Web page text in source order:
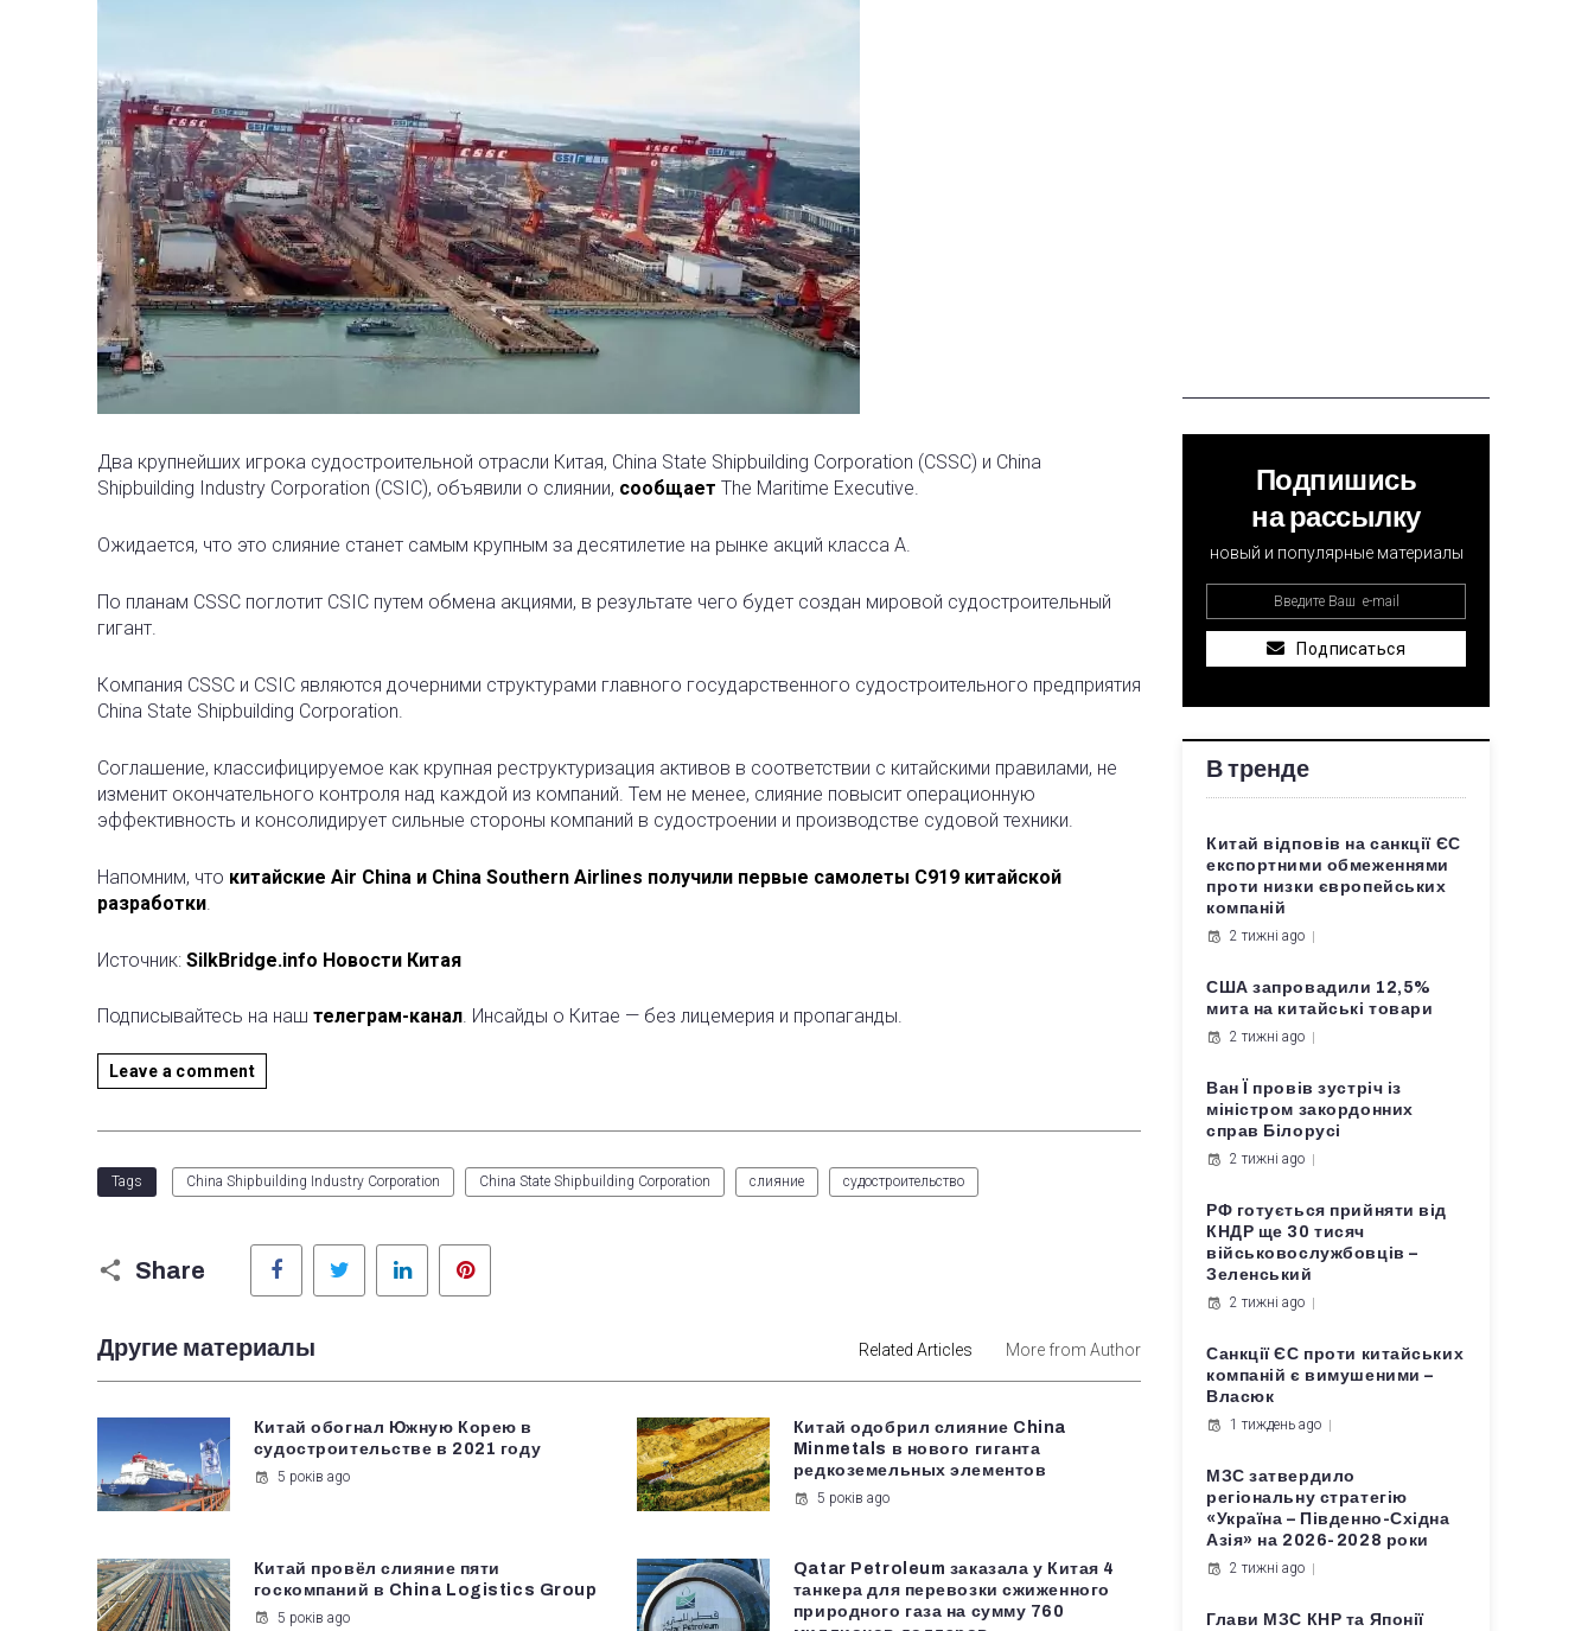
Два крупнейших игрока судостроительной отрасли Китая, China State Shipbuilding Corporation (CSSC) и China
Shipbuilding Industry Corporation (CSIC), объявили о слиянии, сообщает The Maritime Executive.
Ожидается, что это слияние станет самым крупным за десятилетие на рынке акций класса А.
По планам CSSC поглотит CSIC путем обмена акциями, в результате чего будет создан мировой судостроительный
гигант.
Компания CSSC и CSIC являются дочерними структурами главного государственного судостроительного предприятия
China State Shipbuilding Corporation.
Соглашение, классифицируемое как крупная реструктуризация активов в соответствии с китайскими правилами, не
изменит окончательного контроля над каждой из компаний. Тем не менее, слияние повысит операционную
эффективность и консолидирует сильные стороны компаний в судостроении и производстве судовой техники.
Напомним, что китайские Air China и China Southern Airlines получили первые самолеты C919 китайской
разработки.
Источник: SilkBridge.info Новости Китая
Подписывайтесь на наш телеграм-канал. Инсайды о Китае — без лицемерия и пропаганды.
Leave a comment
Tags China Shipbuilding Industry Corporation China State Shipbuilding Corporation слияние судостроительство
Share
Facebook Twitter LinkedIn
Другие материалы Related Articles More from Author
Китай обогнал Южную Корею в
судостроительстве в 2021 году
5 років ago
Китай одобрил слияние China
Minmetals в нового гиганта
редкоземельных элементов
5 років ago
Китай провёл слияние пяти
госкомпаний в China Logistics Group
5 років ago
Qatar Petroleum заказала у Китая 4
танкера для перевозки сжиженного
природного газа на сумму 760
Подпишись
на рассылку
новый и популярные материалы
Подписаться
В тренде
Китай відповів на санкції ЄС
експортними обмеженнями
проти низки європейських
компаній
2 тижні ago
США запровадили 12,5%
мита на китайські товари
2 тижні ago
Ван Ї провів зустріч із
міністром закордонних
справ Білорусі
2 тижні ago
РФ готується прийняти від
КНДР ще 30 тисяч
військовослужбовців –
Зеленський
2 тижні ago
Санкції ЄС проти китайських
компаній є вимушеними –
Власюк
1 тиждень ago
МЗС затвердило
регіональну стратегію
«Україна – Південно-Східна
Азія» на 2026-2028 роки
2 тижні ago
Глави МЗС КНР та Японії